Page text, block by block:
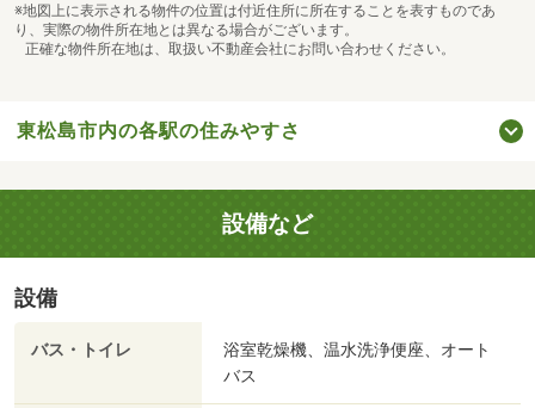
※地図上に表示される物件の位置は付近住所に所在することを表すものであ
り、実際の物件所在地とは異なる場合がございます。
正確な物件所在地は、取扱い不動産会社にお問い合わせください。
東松島市内の各駅の住みやすさ
設備など
設備
バス・トイレ
浴室乾燥機、温水洗浄便座、オート
バス